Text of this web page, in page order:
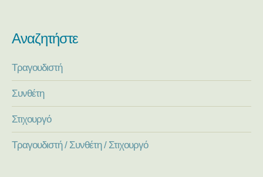
Αναζητήστε
Τραγουδιστή
Συνθέτη
Στιχουργό
Τραγουδιστή / Συνθέτη / Στιχουργό